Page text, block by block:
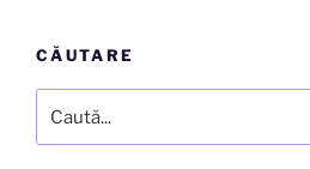
CĂUTARE
după: